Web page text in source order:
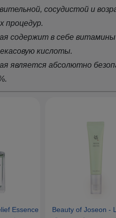
сосудистой и
процедур.
содержит в себе
кислоты.
является абсолютно
Essence
Beauty of Joseon -